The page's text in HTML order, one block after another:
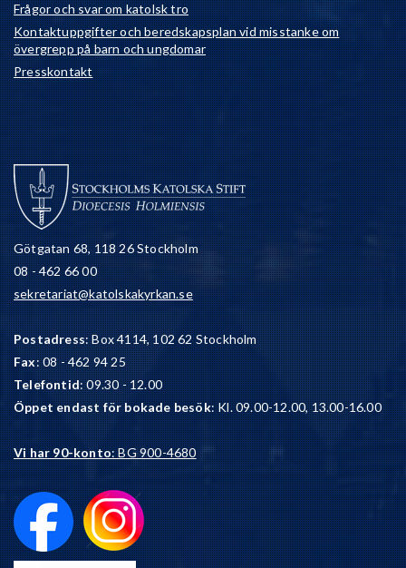
Frågor och svar om katolsk tro
Kontaktuppgifter och beredskapsplan vid misstanke om
övergrepp på barn och ungdomar
Presskontakt
Götgatan 68, 118 26 Stockholm
08 - 462 66 00
sekretariat@katolskakyrkan.se
Postadress: Box 4114, 102 62 Stockholm
Fax: 08 - 462 94 25
Telefontid: 09.30 - 12.00
Öppet endast för bokade besök: Kl. 09.00-12.00, 13.00-16.00
Vi har 90-konto: BG 900-4680